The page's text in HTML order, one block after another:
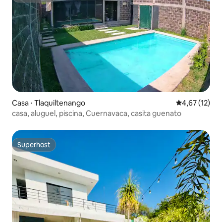
Casa ⋅ Tlaquiltenango 4,67 de uma
4,67 (12)
casa, aluguel, piscina, Cuernavaca, casita guenato
Superhost
Superhost